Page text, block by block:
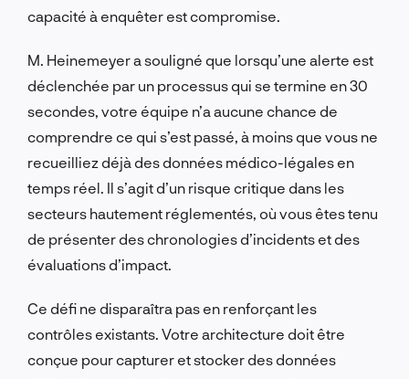
capacité à enquêter est compromise.
M. Heinemeyer a souligné que lorsqu’une alerte est
déclenchée par un processus qui se termine en 30
secondes, votre équipe n’a aucune chance de
comprendre ce qui s’est passé, à moins que vous ne
recueilliez déjà des données médico-légales en
temps réel. Il s’agit d’un risque critique dans les
secteurs hautement réglementés, où vous êtes tenu
de présenter des chronologies d’incidents et des
évaluations d’impact.
Ce défi ne disparaîtra pas en renforçant les
contrôles existants. Votre architecture doit être
conçue pour capturer et stocker des données